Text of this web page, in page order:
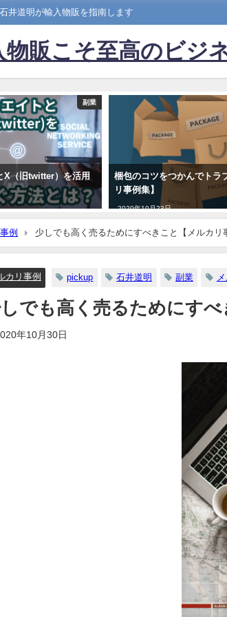
井道明が輸入物販を指南します
物販こそ至高のビジ
副業
X（旧twitter）を活用
梱包のコツをつかんでトラ
リ事例集】
2020年10月23日
例 少しでも高く売るためにすべきこと【メルカリ
カリ事例 pickup 石井道明 副業
でも高く売るためにすべ
年10月30日